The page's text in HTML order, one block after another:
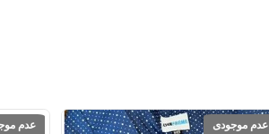
عدم موجودی عدم